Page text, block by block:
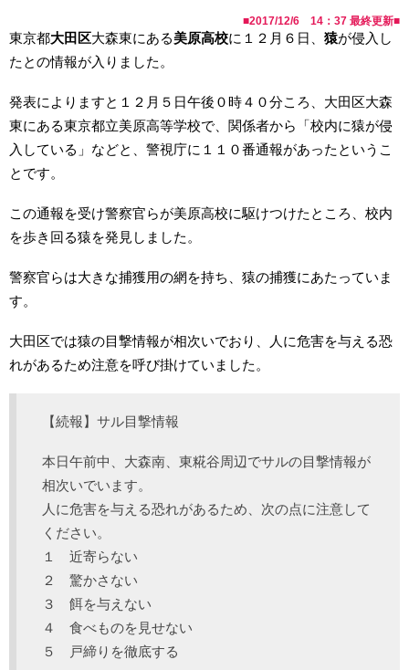
■2017/12/6 14：37 最終更新■
東京都大田区大森東にある美原高校に１２月６日、 猿が侵入し
たとの情報が入りました。
発表によりますと１２月５日午後０時４０分ころ、大田区大森
東にある東京都立美原高等学校で、関係者から「校内に猿が侵
入している」などと、警視庁に１１０番通報があったというこ
とです。
この通報を受け警察官らが美原高校に駆けつけたところ、校内
を歩き回る猿を発見しました。
警察官らは大きな捕獲用の網を持ち、猿の捕獲にあたっていま
す。
大田区では猿の目撃情報が相次いでおり、人に危害を与える恐
れがあるため注意を呼び掛けていました。
【続報】サル目撃情報
本日午前中、大森南、東糀谷周辺でサルの目撃情報が
相次いでいます。
人に危害を与える恐れがあるため、次の点に注意して
ください。
１ 近寄らない
２ 驚かさない
３ 餌を与えない
４ 食べものを見せない
５ 戸締りを徹底する